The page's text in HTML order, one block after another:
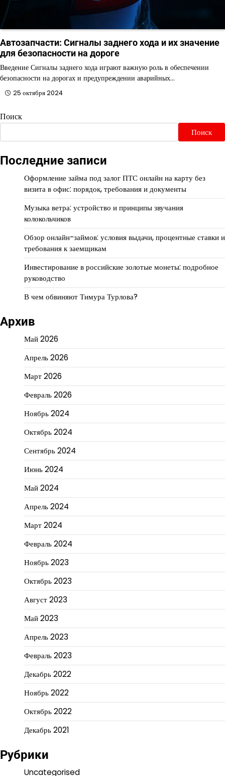
Автозапчасти: Сигналы заднего хода и их значение
для безопасности на дороге
Введение Сигналы заднего хода играют важную роль в обеспечении
безопасности на дорогах и предупреждении аварийных…
25 октября 2024
Поиск
Поиск
Последние записи
Оформление займа под залог ПТС онлайн на карту без
визита в офис: порядок, требования и документы
Музыка ветра: устройство и принципы звучания
колокольчиков
Обзор онлайн-займов: условия выдачи, процентные ставки и
требования к заемщикам
Инвестирование в российские золотые монеты: подробное
руководство
В чем обвиняют Тимура Турлова?
Архив
Май 2026
Апрель 2026
Март 2026
Февраль 2026
Ноябрь 2024
Октябрь 2024
Сентябрь 2024
Июнь 2024
Май 2024
Апрель 2024
Март 2024
Февраль 2024
Ноябрь 2023
Октябрь 2023
Август 2023
Май 2023
Апрель 2023
Февраль 2023
Декабрь 2022
Ноябрь 2022
Октябрь 2022
Декабрь 2021
Рубрики
Uncategorised